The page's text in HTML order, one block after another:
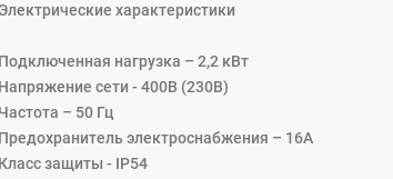
Электрические характеристики
Подключенная нагрузка – 2,2 кВт
Напряжение сети - 400В (230В)
Частота – 50 Гц
Предохранитель электроснабжения – 16А
Класс защиты - IP54